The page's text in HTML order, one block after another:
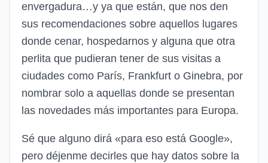
envergadura…y ya que están, que nos den
sus recomendaciones sobre aquellos lugares
donde cenar, hospedarnos y alguna que otra
perlita que pudieran tener de sus visitas a
ciudades como París, Frankfurt o Ginebra, por
nombrar solo a aquellas donde se presentan
las novedades más importantes para Europa.
Sé que alguno dirá «para eso está Google»,
pero déjenme decirles que hay datos sobre la